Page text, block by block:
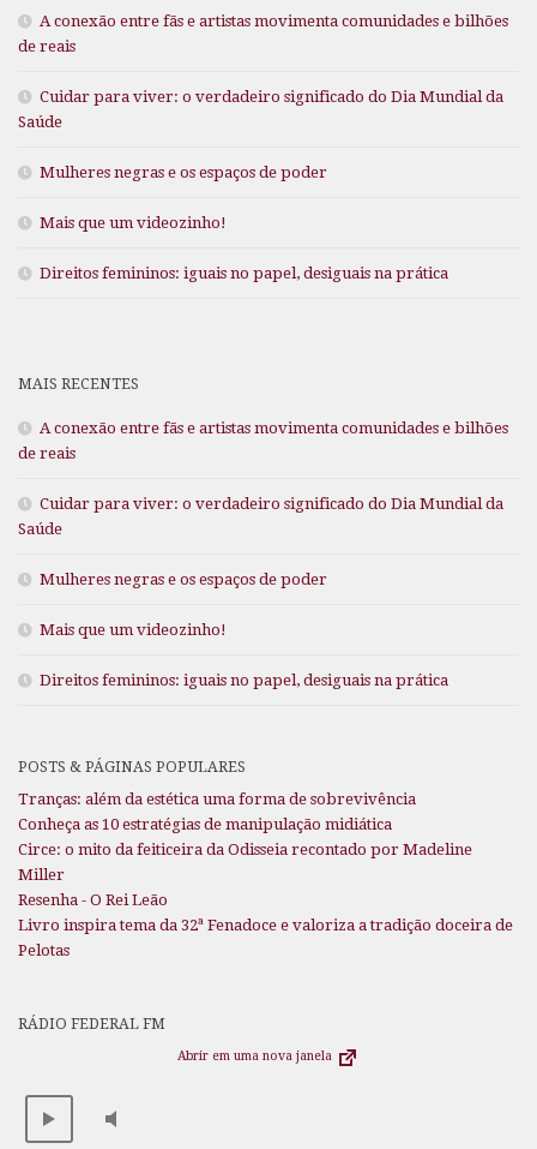
A conexão entre fãs e artistas movimenta comunidades e bilhões
de reais
Cuidar para viver: o verdadeiro significado do Dia Mundial da
Saúde
Mulheres negras e os espaços de poder
Mais que um videozinho!
Direitos femininos: iguais no papel, desiguais na prática
MAIS RECENTES
A conexão entre fãs e artistas movimenta comunidades e bilhões
de reais
Cuidar para viver: o verdadeiro significado do Dia Mundial da
Saúde
Mulheres negras e os espaços de poder
Mais que um videozinho!
Direitos femininos: iguais no papel, desiguais na prática
POSTS & PÁGINAS POPULARES
Tranças: além da estética uma forma de sobrevivência
Conheça as 10 estratégias de manipulação midiática
Circe: o mito da feiticeira da Odisseia recontado por Madeline
Miller
Resenha - O Rei Leão
Livro inspira tema da 32ª Fenadoce e valoriza a tradição doceira de
Pelotas
RÁDIO FEDERAL FM
Abrir em uma nova janela